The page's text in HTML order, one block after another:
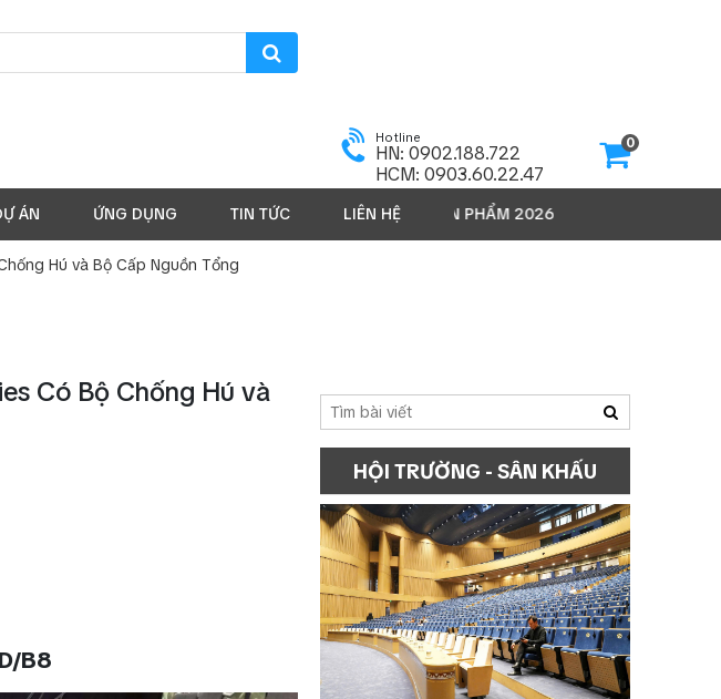
Hotline
HN: 0902.188.722
HCM: 0903.60.22.47
0
ÁN ỨNG DỤNG TIN TỨC LIÊN HỆ SẢN PHẨM 2026
Hú và Bộ Cấp Nguồn Tổng
Có Bộ Chống Hú và
B8
HỘI TRƯỜNG - SÂN KHẤU